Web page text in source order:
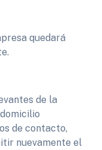
quedará
de la
de contacto,
nuevamente el